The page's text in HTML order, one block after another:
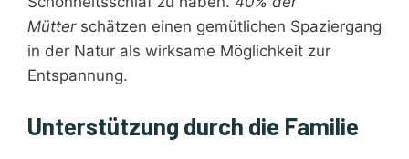
Mütterschätzen einen gemütlichen Spaziergang
in der Natur als wirksame Möglichkeit zur
Entspannung.
Unterstützung durch die Familie